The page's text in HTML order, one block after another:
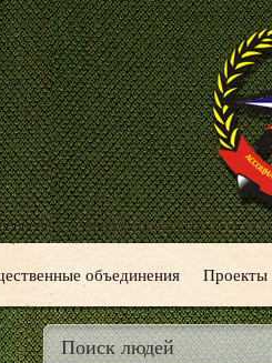
объединения Проекты